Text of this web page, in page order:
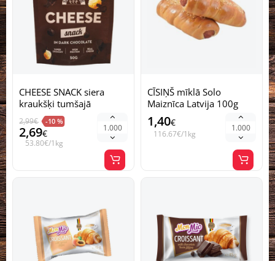
CHEESE SNACK siera
kraukšķi tumšajā
šokolādē Smiltene Latvija
50g (1/12)
2,99€ -10 %
2,69€
53.80€/1kg
CĪSIŅŠ mīklā Solo
Maiznīca Latvija 100g
(+2-+6) 3d
1,40€
116.67€/1kg